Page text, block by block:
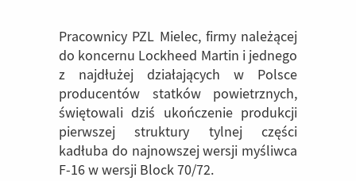
Pracownicy PZL Mielec, firmy należącej
do koncernu Lockheed Martin i jednego
z najdłużej działających w Polsce
producentów statków powietrznych,
świętowali dziś ukończenie produkcji
pierwszej struktury tylnej części
kadłuba do najnowszej wersji myśliwca
F-16 w wersji Block 70/72.